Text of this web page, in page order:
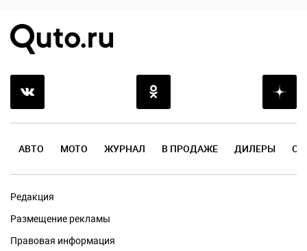
АВТО МОТО ЖУРНАЛ В ПРОДАЖЕ ДИЛЕРЫ
Редакция
Размещение рекламы
Правовая информация